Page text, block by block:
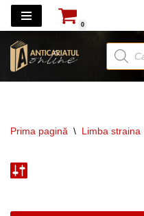
la
conținut
0
Prima pagină \ Limba straina